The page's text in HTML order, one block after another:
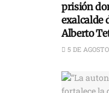
prisión
exalcalde
Alberto
5 DE